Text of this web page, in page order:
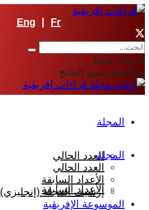
Eng Fr
لا توجد نتيجة
مشاهدة جميع النتائج
المجلة
العدد الحالي
الأعداد السابقة
المجلة
العدد الحالي
الأعداد السابقة
إرشيف المجلة (إنجليزي)
الموسوعة الإفريقية